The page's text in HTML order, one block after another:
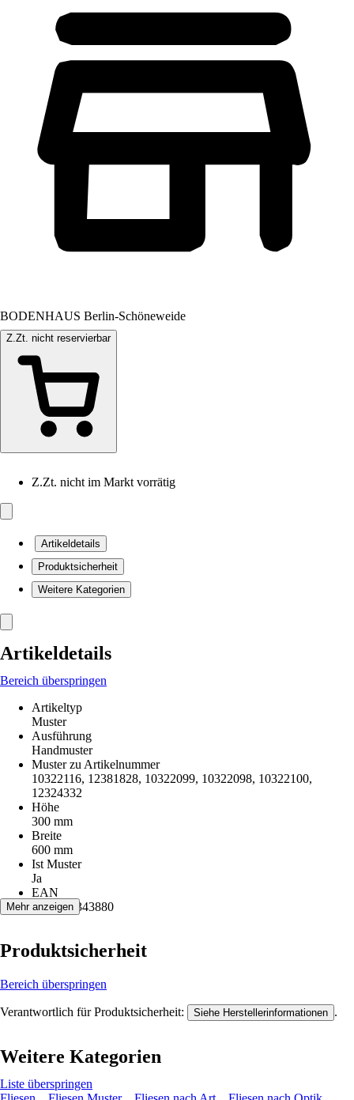
BODENHAUS Berlin-Schöneweide
Z.Zt. nicht reservierbar
Z.Zt. nicht im Markt vorrätig
Artikeldetails
Produktsicherheit
Weitere Kategorien
Artikeldetails
Bereich überspringen
Artikeltyp
Muster
Ausführung
Handmuster
Muster zu Artikelnummer
10322116, 12381828, 10322099, 10322098, 10322100,
12324332
Höhe
300 mm
Breite
600 mm
Ist Muster
Ja
EAN
2007010343880
Mehr anzeigen
Produktsicherheit
Bereich überspringen
Verantwortlich für Produktsicherheit: Siehe Herstellerinformationen .
Weitere Kategorien
Liste überspringen